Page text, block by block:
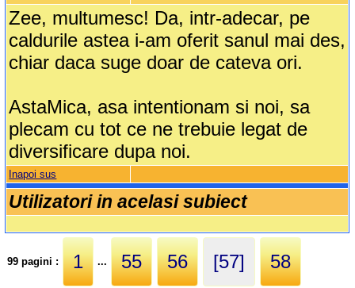
Zee, multumesc! Da, intr-adecar, pe
caldurile astea i-am oferit sanul mai des,
chiar daca suge doar de cateva ori.
AstaMica, asa intentionam si noi, sa
plecam cu tot ce ne trebuie legat de
diversificare dupa noi.
Inapoi sus
Utilizatori in acelasi subiect
99 pagini : 1 ... 55 56 [57] 58